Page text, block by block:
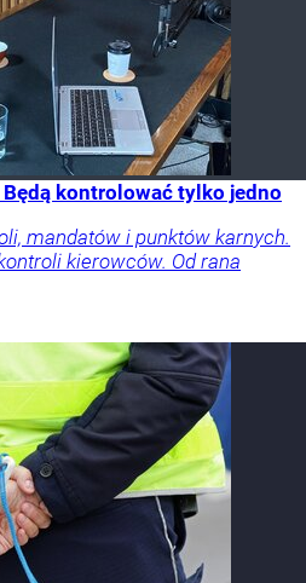
kontrolować tylko jedno
mandatów i punktów karnych.
kierowców. Od rana